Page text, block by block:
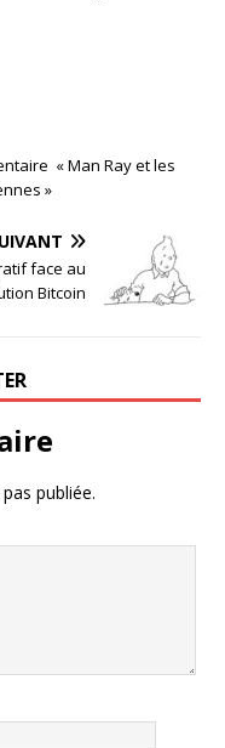
« Man Ray et les
»
face au
Bitcoin
publiée.